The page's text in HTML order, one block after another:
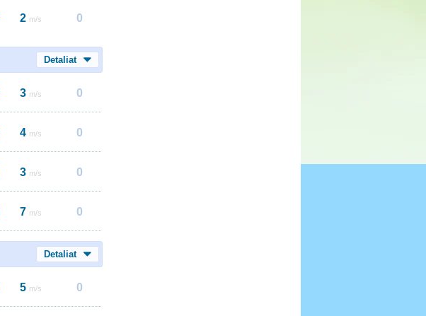
2 m/s 0
Detaliat
3 m/s 0
4 m/s 0
3 m/s 0
7 m/s 0
Detaliat
5 m/s 0